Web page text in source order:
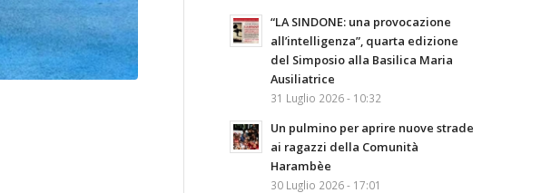
“LA SINDONE: una provocazione
all’intelligenza”, quarta edizione
del Simposio alla Basilica Maria
Ausiliatrice
31 Luglio 2026 - 10:32
Un pulmino per aprire nuove strade
ai ragazzi della Comunità
Harambèe
30 Luglio 2026 - 17:01